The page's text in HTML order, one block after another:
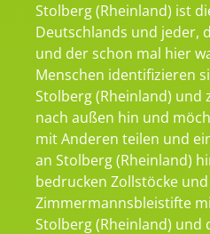
Stolberg (Rheinland) ist
Deutschlands und jeder,
und der schon mal hier
Menschen identifizieren
Stolberg (Rheinland) und
nach außen hin und
mit Anderen teilen und
an Stolberg (Rheinland)
bedrucken Zollstöcke und
Zimmermannsbleistifte
Stolberg (Rheinland) und